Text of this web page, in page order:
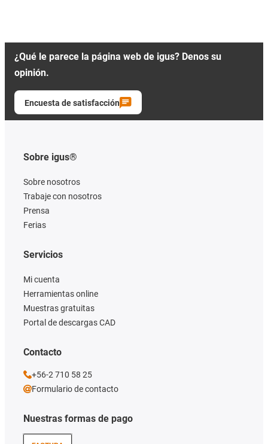
¿Qué le parece la página web de igus? Denos su
opinión.
Encuesta de satisfacción
Sobre igus®
Sobre nosotros
Trabaje con nosotros
Prensa
Ferias
Nuestras formas de pago
Servicios
Mi cuenta
Herramientas online
Muestras gratuitas
Portal de descargas CAD
Contacto
+56-2 710 58 25
Formulario de contacto